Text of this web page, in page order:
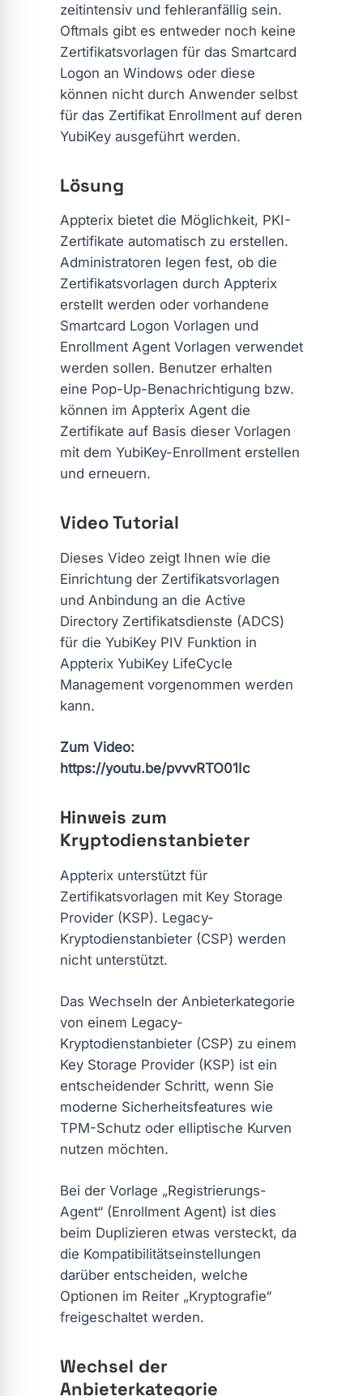
zeitintensiv und fehleranfällig sein.
Oftmals gibt es entweder noch keine
Zertifikatsvorlagen für das Smartcard
Logon an Windows oder diese
können nicht durch Anwender selbst
für das Zertifikat Enrollment auf deren
YubiKey ausgeführt werden.
Lösung
Appterix bietet die Möglichkeit, PKI-
Zertifikate automatisch zu erstellen.
Administratoren legen fest, ob die
Zertifikatsvorlagen durch Appterix
erstellt werden oder vorhandene
Smartcard Logon Vorlagen und
Enrollment Agent Vorlagen verwendet
werden sollen. Benutzer erhalten
eine Pop-Up-Benachrichtigung bzw.
können im Appterix Agent die
Zertifikate auf Basis dieser Vorlagen
mit dem YubiKey-Enrollment erstellen
und erneuern.
Video Tutorial
Dieses Video zeigt Ihnen wie die
Einrichtung der Zertifikatsvorlagen
und Anbindung an die Active
Directory Zertifikatsdienste (ADCS)
für die YubiKey PIV Funktion in
Appterix YubiKey LifeCycle
Management vorgenommen werden
kann.
Zum Video:
https://youtu.be/pvvvRTO01Ic
Hinweis zum
Kryptodienstanbieter
Appterix unterstützt für
Zertifikatsvorlagen mit Key Storage
Provider (KSP). Legacy-
Kryptodienstanbieter (CSP) werden
nicht unterstützt.
Das Wechseln der Anbieterkategorie
von einem Legacy-
Kryptodienstanbieter (CSP) zu einem
Key Storage Provider (KSP) ist ein
entscheidender Schritt, wenn Sie
moderne Sicherheitsfeatures wie
TPM-Schutz oder elliptische Kurven
nutzen möchten.
Bei der Vorlage „Registrierungs-
Agent“ (Enrollment Agent) ist dies
beim Duplizieren etwas versteckt, da
die Kompatibilitätseinstellungen
darüber entscheiden, welche
Optionen im Reiter „Kryptografie“
freigeschaltet werden.
Wechsel der
Anbieterkategorie